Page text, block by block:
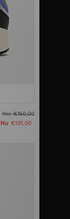
Was€160,00
Nu €135,00